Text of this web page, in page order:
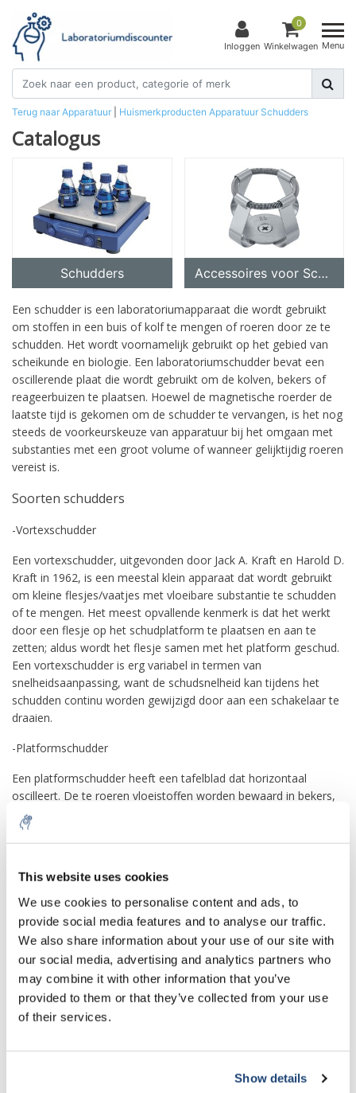
This website uses cookies
We use cookies to personalise content and ads, to
provide social media features and to analyse our traffic.
We also share information about your use of our site with
our social media, advertising and analytics partners who
may combine it with other information that you’ve
provided to them or that they’ve collected from your use
of their services.
Show details
Inloggen
0
Winkelwagen Menu
Terug naar Apparatuur Huismerkproducten Apparatuur Schudders
Catalogus
Schudders Accessoires voor Schudders
Een schudder is een laboratoriumapparaat die wordt gebruikt
om stoffen in een buis of kolf te mengen of roeren door ze te
schudden. Het wordt voornamelijk gebruikt op het gebied van
scheikunde en biologie. Een laboratoriumschudder bevat een
oscillerende plaat die wordt gebruikt om de kolven, bekers of
reageerbuizen te plaatsen. Hoewel de magnetische roerder de
laatste tijd is gekomen om de schudder te vervangen, is het nog
steeds de voorkeurskeuze van apparatuur bij het omgaan met
substanties met een groot volume of wanneer gelijktijdig roeren
vereist is.
Soorten schudders
-Vortexschudder
Een vortexschudder, uitgevonden door Jack A. Kraft en Harold D.
Kraft in 1962, is een meestal klein apparaat dat wordt gebruikt
om kleine flesjes/vaatjes met vloeibare substantie te schudden
of te mengen. Het meest opvallende kenmerk is dat het werkt
door een flesje op het schudplatform te plaatsen en aan te
zetten; aldus wordt het flesje samen met het platform geschud.
Een vortexschudder is erg variabel in termen van
snelheidsaanpassing, want de schudsnelheid kan tijdens het
schudden continu worden gewijzigd door aan een schakelaar te
draaien.
-Platformschudder
Een platformschudder heeft een tafelblad dat horizontaal
oscilleert. De te roeren vloeistoffen worden bewaard in bekers,
potten of erlenmeyers die op de tafel worden geplaatst of soms
in reageerbuizen of flesjes die in gaten in de plaat zijn genest.
Platformschudders kunnen ook worden gecombineerd met
systemen.
-Orbital shaker
Een orbitale schudder heeft een cirkelvormige schudbeweging
met een lage snelheid (25-500 tpm). Het is geschikt voor het
kweken van microben, het wassen van blots en algemeen
mengen. Enkele van de kenmerken zijn dat het geen trillingen
veroorzaakt en dat het weinig warmte produceert in vergelijking
kweken van microben. Bovendien kan het worden aangepast
te maken vanwege de lage temperatuur en trillingen.